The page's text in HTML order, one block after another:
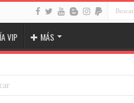
VIP MÁS